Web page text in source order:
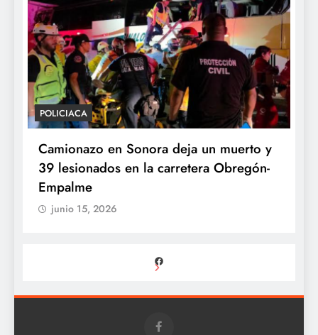
POLICIACA
Camionazo en Sonora deja un muerto y
39 lesionados en la carretera Obregón-
Empalme
junio 15, 2026